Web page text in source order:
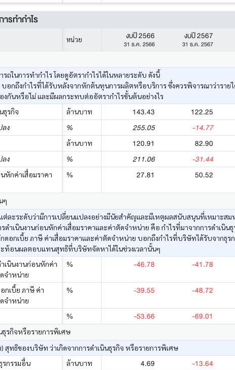
รทำกำไร
หน่วย งบปี 2566
31 ธ.ค. 2566
งบปี 2567
31 ธ.ค. 2567
ถในการทำกำไร โดยดูอัตรากำไรได้ในหลายระดับ ดังนี้
บอกถึงกำไรที่ได้รับหลังจากหักต้นทุนการผลิตหรือบริการ ซึ่งควรพิจารณาว่ารา
กันหรือไม่ และมีผลกระทบต่ออัตรากำไรขั้นต้นอย่างไร
ธุรกิจ
ล้านบาท 143.43 122.25
ลง % 255.05 -14.77
ล้านบาท 120.91 82.90
ลง % 211.06 -31.44
หักค่าเสื่อมราคา
% 27.81 50.52
ๆ
ต่ละระดับว่ามีการเปลี่ยนแปลงอย่างมีนัยสำคัญและมีเหตุผลสนับสนุนที่เหมาะสม
รดำเนินงานก่อนหักค่าเสื่อมราคาและค่าตัดจำหน่าย คือ กำไรที่มาจากการดำเนิน
ดอกเบี้ย ภาษี ค่าเสื่อมราคาและค่าตัดจำหน่าย บอกถึงกำไรที่บริษัทได้รับจากธุ
ะท้อนผลตอบแทนสุทธิที่บริษัทจัดหาได้ในช่วงเวลานั้นๆ
เนินงานก่อนหักค่า
จำหน่าย
% -46.78 -41.78
กเบี้ย ภาษี ค่า
จำหน่าย
% -39.55 -48.72
% -53.66 -69.01
ธุรกิจหรือรายการพิเศษ
สุทธิของบริษัท ว่าเกิดจากการดำเนินธุรกิจ หรือรายการพิเศษ
รกรรมอื่น
ล้านบาท 4.69 -13.64